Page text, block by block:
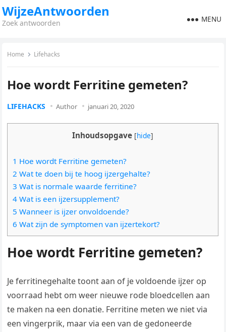
WijzeAntwoorden
Zoek antwoorden MENU
Home Lifehacks
Hoe wordt Ferritine gemeten?
LIFEHACKS Author januari 20, 2020
Inhoudsopgave [hide]
1 Hoe wordt Ferritine gemeten?
2 Wat te doen bij te hoog ijzergehalte?
3 Wat is normale waarde ferritine?
4 Wat is een ijzersupplement?
5 Wanneer is ijzer onvoldoende?
6 Wat zijn de symptomen van ijzertekort?
Hoe wordt Ferritine gemeten?
Je ferritinegehalte toont aan of je voldoende ijzer op
voorraad hebt om weer nieuwe rode bloedcellen aan
te maken na een donatie. Ferritine meten we niet via
een vingerprik, maar via een van de gedoneerde